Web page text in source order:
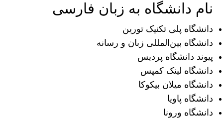
نام دانشگاه به زبان فارسی
دانشگاه پلی تکنیک تورین
دانشگاه بین‌المللی زبان و رسانه
پیوند دانشگاه پردیس
دانشگاه لینک کمپس
دانشگاه میلان بیکوکا
دانشگاه پاویا
دانشگاه ورونا